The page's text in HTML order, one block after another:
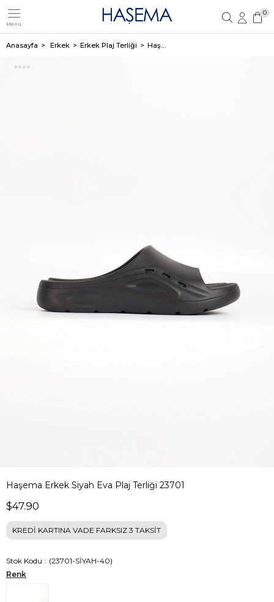
Menü
Üye Girişi Üye Ol
0
Anasayfa Erkek Erkek Plaj Terliği Haşema Erkek Siyah Eva Plaj Terliği 23701
Haşema Erkek Siyah Eva Plaj Terliği 23701
$47.90
KREDİ KARTINA VADE FARKSIZ 3 TAKSİT
Stok Kodu
(23701-SİYAH-40)
Renk